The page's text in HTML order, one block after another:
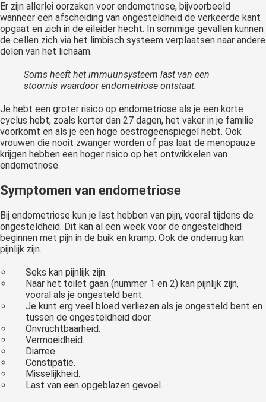
Er zijn allerlei oorzaken voor endometriose, bijvoorbeeld
wanneer een afscheiding van ongesteldheid de verkeerde kant
opgaat en zich in de eileider hecht. In sommige gevallen kunnen
de cellen zich via het limbisch systeem verplaatsen naar andere
delen van het lichaam.
Soms heeft het immuunsysteem last van een
stoornis waardoor endometriose ontstaat.
Je hebt een groter risico op endometriose als je een korte
cyclus hebt, zoals korter dan 27 dagen, het vaker in je familie
voorkomt en als je een hoge oestrogeenspiegel hebt. Ook
vrouwen die nooit zwanger worden of pas laat de menopauze
krijgen hebben een hoger risico op het ontwikkelen van
endometriose.
Symptomen van endometriose
Bij endometriose kun je last hebben van pijn, vooral tijdens de
ongesteldheid. Dit kan al een week voor de ongesteldheid
beginnen met pijn in de buik en kramp. Ook de onderrug kan
pijnlijk zijn.
Seks kan pijnlijk zijn.
Naar het toilet gaan (nummer 1 en 2) kan pijnlijk zijn,
vooral als je ongesteld bent.
Je kunt erg veel bloed verliezen als je ongesteld bent en
tussen de ongesteldheid door.
Onvruchtbaarheid.
Vermoeidheid.
Diarree.
Constipatie.
Misselijkheid.
Last van een opgeblazen gevoel.